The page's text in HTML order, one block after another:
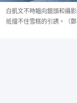
白凱文不時瞄向鏡頭和攝
抵擋不住雪糕的引誘。（鄭